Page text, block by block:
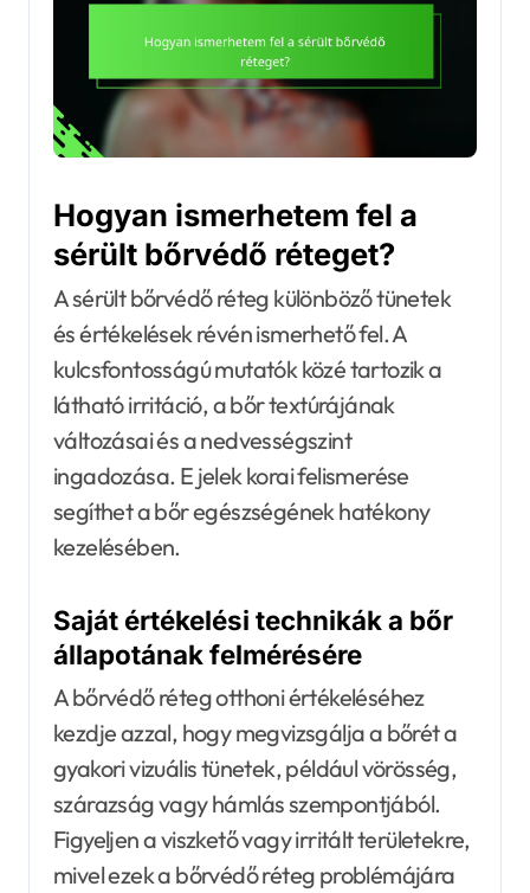
Hogyan ismerhetem fel a
sérült bőrvédő réteget?
A sérült bőrvédő réteg különböző tünetek
és értékelések révén ismerhető fel. A
kulcsfontosságú mutatók közé tartozik a
látható irritáció, a bőr textúrájának
változásai és a nedvességszint
ingadozása. E jelek korai felismerése
segíthet a bőr egészségének hatékony
kezelésében.
Saját értékelési technikák a bőr
állapotának felmérésére
A bőrvédő réteg otthoni értékeléséhez
kezdje azzal, hogy megvizsgálja a bőrét a
gyakori vizuális tünetek, például vörösség,
szárazság vagy hámlás szempontjából.
Figyeljen a viszkető vagy irritált területekre,
mivel ezek a bőrvédő réteg problémájára